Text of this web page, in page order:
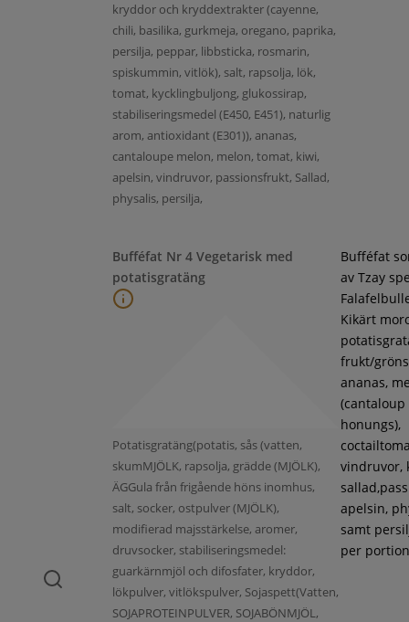
kryddor och kryddextrakter (cayenne,
chili, basilika, gurkmeja, oregano, paprika,
persilja, peppar, libbsticka, rosmarin,
spiskummin, vitlök), salt, rapsolja, lök,
tomat, kycklingbuljong, glukossirap,
stabiliseringsmedel (E450, E451), naturlig
arom, antioxidant (E301)), ananas,
cantaloupe melon, melon, tomat, kiwi,
apelsin, vindruvor, passionsfrukt, Sallad,
physalis, persilja,
Bufféfat Nr 4 Vegetarisk med
potatisgratäng
Potatisgratäng(potatis, sås (vatten,
skumMJÖLK, rapsolja, grädde (MJÖLK),
ÄGGula från frigående höns inomhus,
salt, socker, ostpulver (MJÖLK),
modifierad majsstärkelse, aromer,
druvsocker, stabiliseringsmedel:
guarkärnmjöl och difosfater, kryddor,
lökpulver, vitlökspulver, Sojaspett(Vatten,
SOJAPROTEINPULVER, SOJABÖNMJÖL,
Bufféfat
av Tzay
Kikärt
frukt/
ananas,
(cantaloup
honungs),
vindruvor,
apelsin,
samt
per